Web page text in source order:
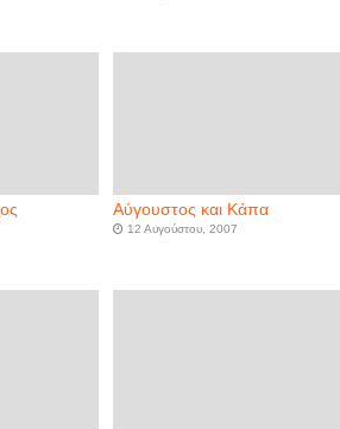
Αύγουστος και Κάπα
12 Αυγούστου, 2007